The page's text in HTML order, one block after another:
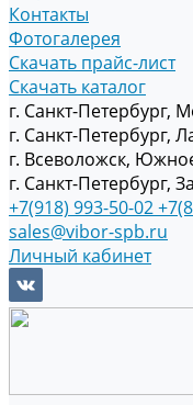
Контакты
Фотогалерея
Скачать прайс-лист
Скачать каталог
г. Санкт-Петербург,
г. Санкт-Петербург,
г. Всеволожск,
г. Санкт-Петербург,
+7(918) 993-50-02
sales@vibor-spb.ru
Личный кабинет